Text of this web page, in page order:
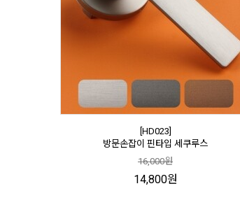
[HD023]
방문손잡이 핀타입 세쿠루스
16,000원
14,800원